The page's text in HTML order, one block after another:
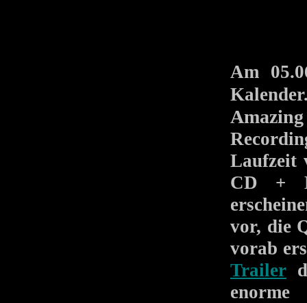
Am
Laufzeit
CD +
vor, die
vorab
Trailer